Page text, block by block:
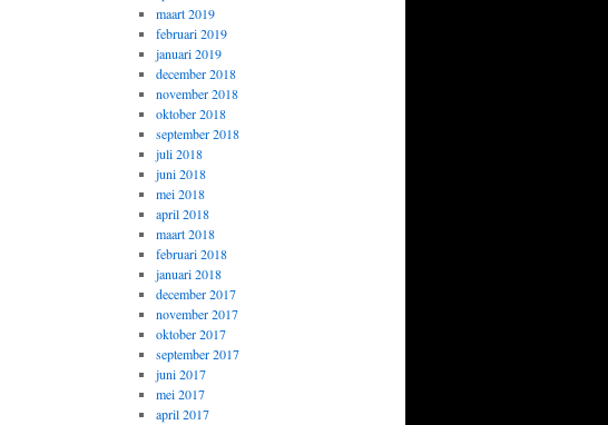
maart 2019
februari 2019
januari 2019
december 2018
november 2018
oktober 2018
september 2018
juli 2018
juni 2018
mei 2018
april 2018
maart 2018
februari 2018
januari 2018
december 2017
november 2017
oktober 2017
september 2017
juni 2017
mei 2017
april 2017